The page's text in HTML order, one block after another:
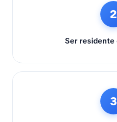
2
Ser residente
3